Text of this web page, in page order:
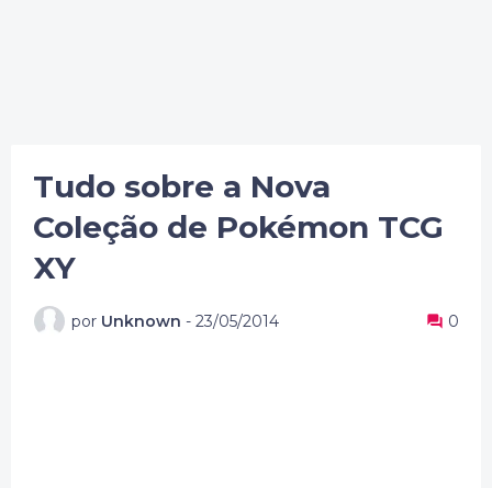
Tudo sobre a Nova
Coleção de Pokémon TCG
XY
por Unknown - 23/05/2014 0